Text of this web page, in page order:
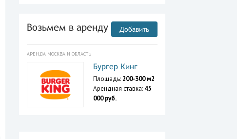
Возьмем в аренду Добавить
АРЕНДА МОСКВА И ОБЛАСТЬ
Бургер Кинг
Площадь: 200-300 м2
Арендная ставка: 45
000 руб.